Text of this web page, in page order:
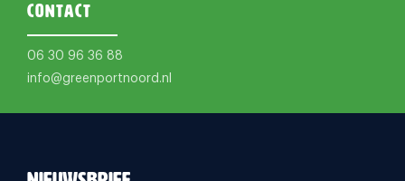
Contact
06 30 96 36 88
info@greenportnoord.nl